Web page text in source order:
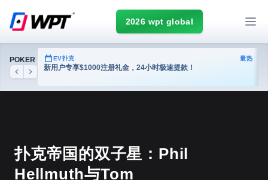
2026 wpt global
POKER
Previous
Next
热门 EV扑克 最热
新用户专享$1000注册礼金，24小时极速提款！
扑克帝国的双子星：Phil
Hellmuth与Tom